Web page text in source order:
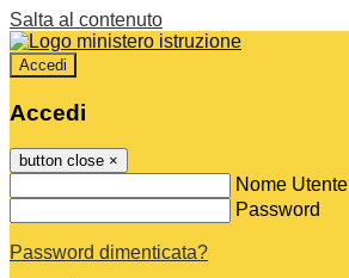
Salta al contenuto
Accedi
Accedi
button close ×
Nome Utente
Password
Password dimenticata?